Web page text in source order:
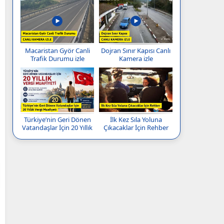
Macaristan Györ Canli
Trafik Durumu izle
Dojran Sınır Kapısı Canlı
Kamera izle
Türkiye’nin Geri Dönen
Vatandaşlar İçin 20 Yıllık
İlk Kez Sıla Yoluna
Çıkacaklar İçin Rehber